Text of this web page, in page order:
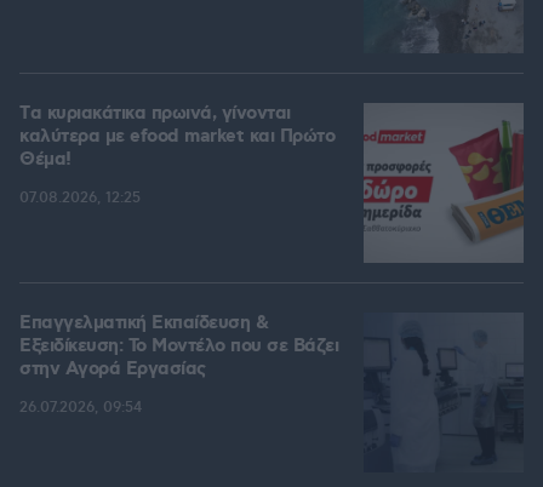
Tα κυριακάτικα πρωινά, γίνονται
καλύτερα με efood market και Πρώτο
Θέμα!
07.08.2026, 12:25
Επαγγελματική Εκπαίδευση &
Εξειδίκευση: Το Mοντέλο που σε Bάζει
στην Aγορά Eργασίας
26.07.2026, 09:54